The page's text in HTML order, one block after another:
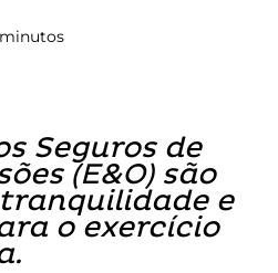
Seguros de
(E&O) são
e
o exercício